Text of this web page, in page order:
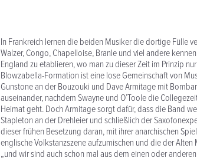
In Frankreich lernen die beiden Musiker die dortige Fülle
Walzer, Congo, Chapelloise, Branle und viel andere
England zu etablieren, wo man zu dieser Zeit im Prinzip
Blowzabella-Formation ist eine lose Gemeinschaft von
Gunstone an der Bouzouki und Dave Armitage mit
auseinander, nachdem Swayne und O’Toole die
Heimat geht. Doch Armitage sorgt dafür, dass die Band
Stapleton an der Drehleier und schließlich der
dieser frühen Besetzung daran, mit ihrer anarchischen
englische Volkstanzszene aufzumischen und die der Alten
„und wir sind auch schon mal aus dem einen oder